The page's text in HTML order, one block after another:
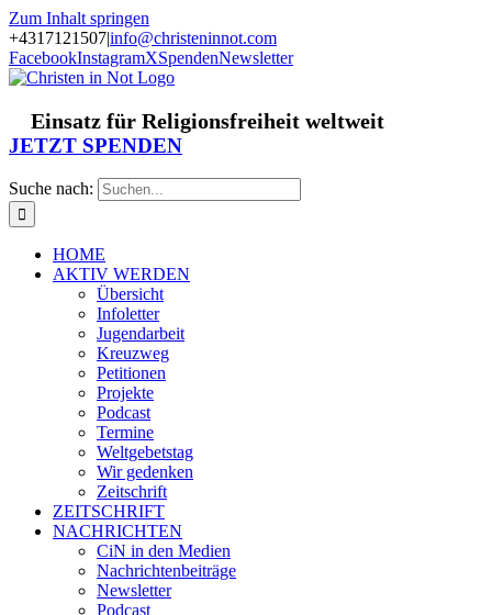
Zum Inhalt springen
+4317121507|info@christeninnot.com
FacebookInstagramXSpendenNewsletter
Einsatz für Religionsfreiheit weltweit
JETZT SPENDEN
Suche nach:
HOME
AKTIV WERDEN
Übersicht
Infoletter
Jugendarbeit
Kreuzweg
Petitionen
Projekte
Podcast
Termine
Weltgebetstag
Wir gedenken
Zeitschrift
ZEITSCHRIFT
NACHRICHTEN
CiN in den Medien
Nachrichtenbeiträge
Newsletter
Podcast